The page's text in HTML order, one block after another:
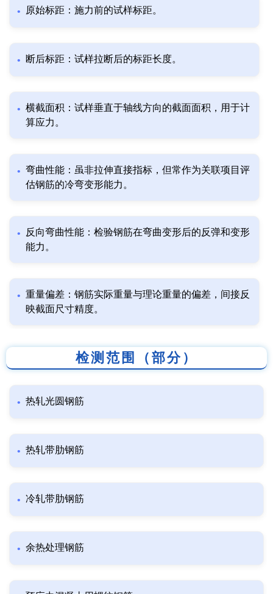
原始标距：施力前的试样标距。
断后标距：试样拉断后的标距长度。
横截面积：试样垂直于轴线方向的截面面积，用于计
算应力。
弯曲性能：虽非拉伸直接指标，但常作为关联项目评
估钢筋的冷弯变形能力。
反向弯曲性能：检验钢筋在弯曲变形后的反弹和变形
能力。
重量偏差：钢筋实际重量与理论重量的偏差，间接反
映截面尺寸精度。
检测范围（部分）
热轧光圆钢筋
热轧带肋钢筋
冷轧带肋钢筋
余热处理钢筋